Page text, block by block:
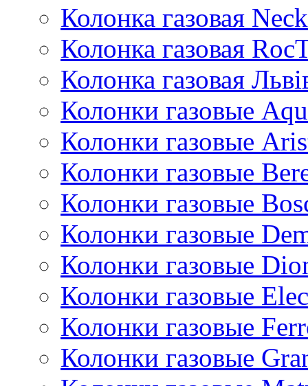
Колонка газовая
Колонка газовая
Колонка газовая
Колонки газовые
Колонки газовые
Колонки газовые
Колонки газовые
Колонки газовые
Колонки газовые
Колонки газовые
Колонки газовые
Колонки газовые